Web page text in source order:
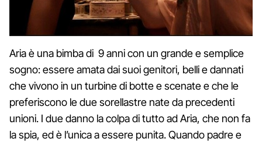
Aria è una bimba di 9 anni con un grande e semplice
sogno: essere amata dai suoi genitori, belli e dannati
che vivono in un turbine di botte e scenate e che le
preferiscono le due sorellastre nate da precedenti
unioni. I due danno la colpa di tutto ad Aria, che non fa
la spia, ed è l’unica a essere punita. Quando padre e